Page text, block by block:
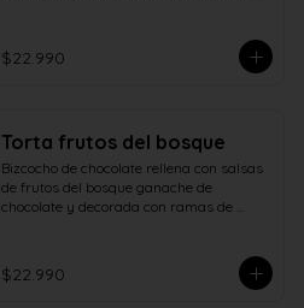
$22.990
Torta frutos del bosque
Bizcocho de chocolate rellena con salsas
de frutos del bosque ganache de
chocolate y decorada con ramas de
$22.990